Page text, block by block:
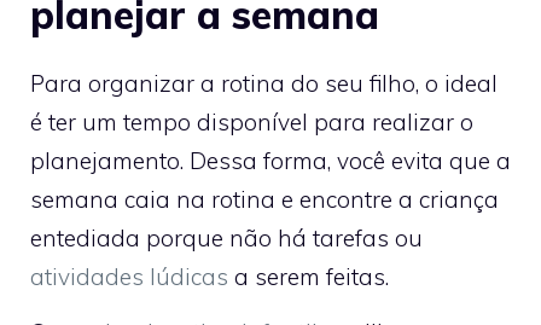
planejar a semana
Para organizar a rotina do seu filho, o ideal
é ter um tempo disponível para realizar o
planejamento. Dessa forma, você evita que a
semana caia na rotina e encontre a criança
entediada porque não há tarefas ou
atividades lúdicas a serem feitas.